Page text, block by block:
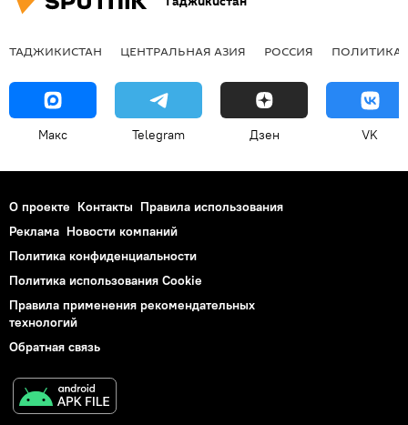
ТАДЖИКИСТАН ЦЕНТРАЛЬНАЯ АЗИЯ РОССИЯ ПОЛИТИКА
Макс Telegram Дзен VK
О проекте Контакты Правила использования
Реклама Новости компаний
Политика конфиденциальности
Политика использования Cookie
Правила применения рекомендательных
технологий
Обратная связь